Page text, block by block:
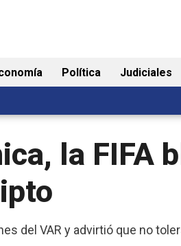
Política Judiciales
la FIFA
del VAR y advirtió que no